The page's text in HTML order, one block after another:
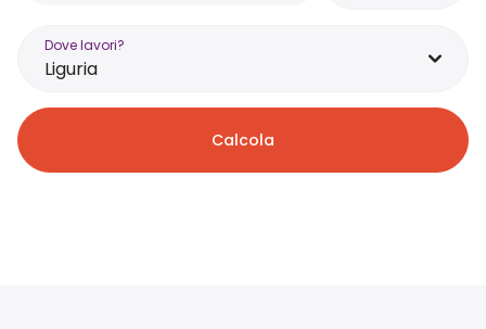
Dove lavori?
Liguria
Calcola